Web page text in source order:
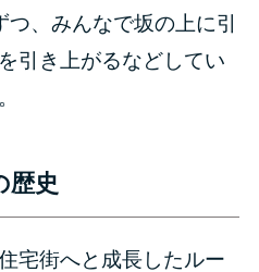
、みんなで坂の上に引
引き上がるなどしてい
歴史
宅街へと成長したルー